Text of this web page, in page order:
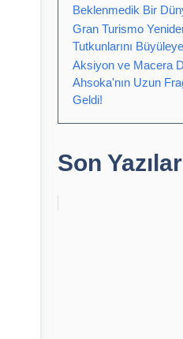
Beklenmedik Bir
Gran Turismo
Tutkunlarını
Aksiyon ve Macera
Ahsoka'nın Uzun
Geldi!
Son Yazılar